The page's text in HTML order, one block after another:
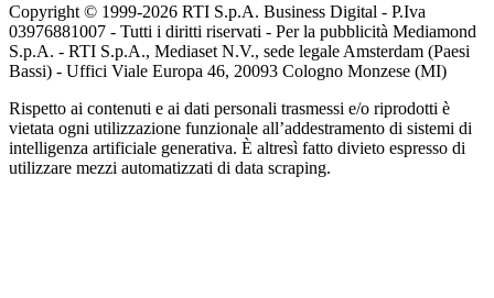
Copyright © 1999-2026 RTI S.p.A. Business Digital - P.Iva
03976881007 - Tutti i diritti riservati - Per la pubblicità Mediamond
S.p.A. - RTI S.p.A., Mediaset N.V., sede legale Amsterdam (Paesi
Bassi) - Uffici Viale Europa 46, 20093 Cologno Monzese (MI)
Rispetto ai contenuti e ai dati personali trasmessi e/o riprodotti è
vietata ogni utilizzazione funzionale all’addestramento di sistemi di
intelligenza artificiale generativa. È altresì fatto divieto espresso di
utilizzare mezzi automatizzati di data scraping.